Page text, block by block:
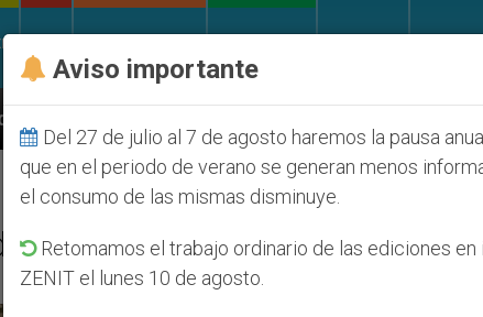
de la Juventud Seúl 2027 ONU se
‘francisco Marto’
Aviso importante
Del 27 de julio al 7 de agosto haremos la pausa
que en el periodo de verano se generan menos
el consumo de las mismas disminuye.
Retomamos el trabajo ordinario de las ediciones en
ZENIT el lunes 10 de agosto.